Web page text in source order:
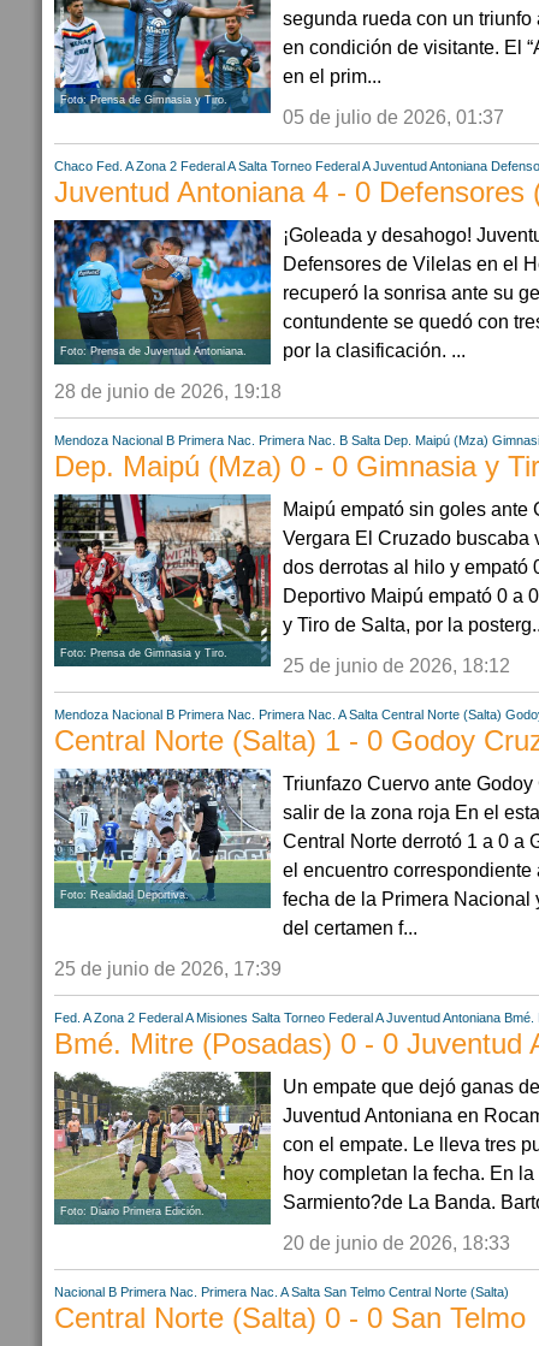
Foto: Prensa de Gimnasia y Tiro.
segunda rueda con un
en condición de visitante. El
en el prim...
05 de julio de 2026, 01:37
Chaco Fed. A Zona 2 Federal A Salta Torneo Federal A Juventud Antoniana
Juventud Antoniana 4 - 0 Defensores
Foto: Prensa de Juventud Antoniana.
¡Goleada y desahogo!
Defensores de Vilelas en el
recuperó la sonrisa ante su
contundente se quedó con
por la clasificación. ...
28 de junio de 2026, 19:18
Mendoza Nacional B Primera Nac. Primera Nac. B Salta Dep. Maipú (Mza)
Dep. Maipú (Mza) 0 - 0 Gimnasia y
Foto: Prensa de Gimnasia y Tiro.
Maipú empató sin goles ante
Vergara El Cruzado buscaba
dos derrotas al hilo y empató
Deportivo Maipú empató 0 a
y Tiro de Salta, por la
25 de junio de 2026, 18:12
Mendoza Nacional B Primera Nac. Primera Nac. A Salta Central Norte (Salta)
Central Norte (Salta) 1 - 0 Godoy
Foto: Realidad Deportiva.
Triunfazo Cuervo ante
salir de la zona roja En el
Central Norte derrotó 1 a 0 a
el encuentro correspondiente
fecha de la Primera Nacional
del certamen f...
25 de junio de 2026, 17:39
Fed. A Zona 2 Federal A Misiones Salta Torneo Federal A Juventud Antoniana Bmé.
Bmé. Mitre (Posadas) 0 - 0 Juventud
Foto: Diario Primera Edición.
Un empate que dejó ganas
Juventud Antoniana en
con el empate. Le lleva tres
hoy completan la fecha. En
Sarmiento?de La Banda.
20 de junio de 2026, 18:33
Nacional B Primera Nac. Primera Nac. A Salta San Telmo Central Norte (Salta)
Central Norte (Salta) 0 - 0 San Telmo